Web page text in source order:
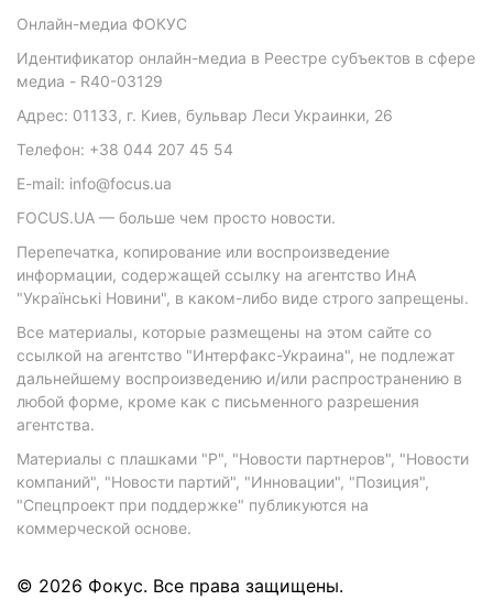
Онлайн-медиа ФОКУС
Идентификатор онлайн-медиа в Реестре субъектов в сфере
медиа - R40-03129
Адрес: 01133, г. Киев, бульвар Леси Украинки, 26
Телефон: +38 044 207 45 54
E-mail: info@focus.ua
FOCUS.UA — больше чем просто новости.
Перепечатка, копирование или воспроизведение
информации, содержащей ссылку на агентство ИнА
"Українські Новини", в каком-либо виде строго запрещены.
Все материалы, которые размещены на этом сайте со
ссылкой на агентство "Интерфакс-Украина", не подлежат
дальнейшему воспроизведению и/или распространению в
любой форме, кроме как с письменного разрешения
агентства.
Материалы с плашками "Р", "Новости партнеров", "Новости
компаний", "Новости партий", "Инновации", "Позиция",
"Спецпроект при поддержке" публикуются на
коммерческой основе.
© 2026 Фокус. Все права защищены.